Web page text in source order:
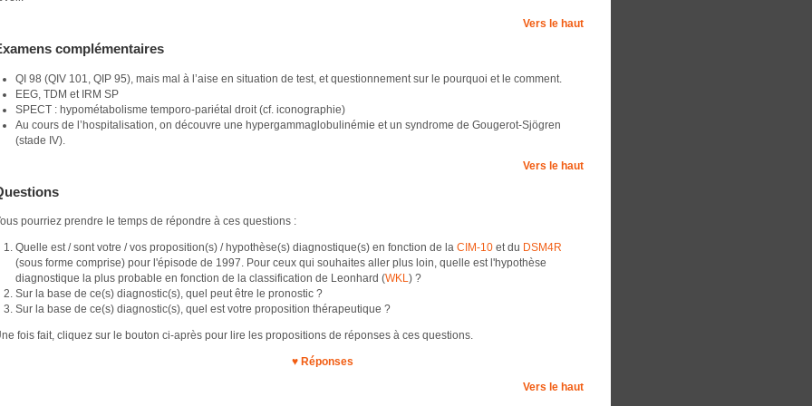
Vers le haut
complémentaires
QI 98 (QIV 101, QIP 95), mais mal à l’aise en situation de test, et questionnement sur le pourquoi et le comment.
EEG, TDM et IRM SP
SPECT : hypométabolisme temporo-pariétal droit (cf. iconographie)
Au cours de l’hospitalisation, on découvre une hypergammaglobulinémie et un syndrome de Gougerot-Sjögren
(stade IV).
Vers le haut
pourriez prendre le temps de répondre à ces questions :
Quelle est / sont votre / vos proposition(s) / hypothèse(s) diagnostique(s) en fonction de la CIM-10et du DSM4R
(sous forme comprise) pour l'épisode de 1997. Pour ceux qui souhaites aller plus loin, quelle est l'hypothèse
diagnostique la plus probable en fonction de la classification de Leonhard (WKL ) ?
Sur la base de ce(s) diagnostic(s), quel peut être le pronostic ?
Sur la base de ce(s) diagnostic(s), quel est votre proposition thérapeutique ?
fois fait, cliquez sur le bouton ci-après pour lire les propositions de réponses à ces questions.
♥ Réponses
Vers le haut